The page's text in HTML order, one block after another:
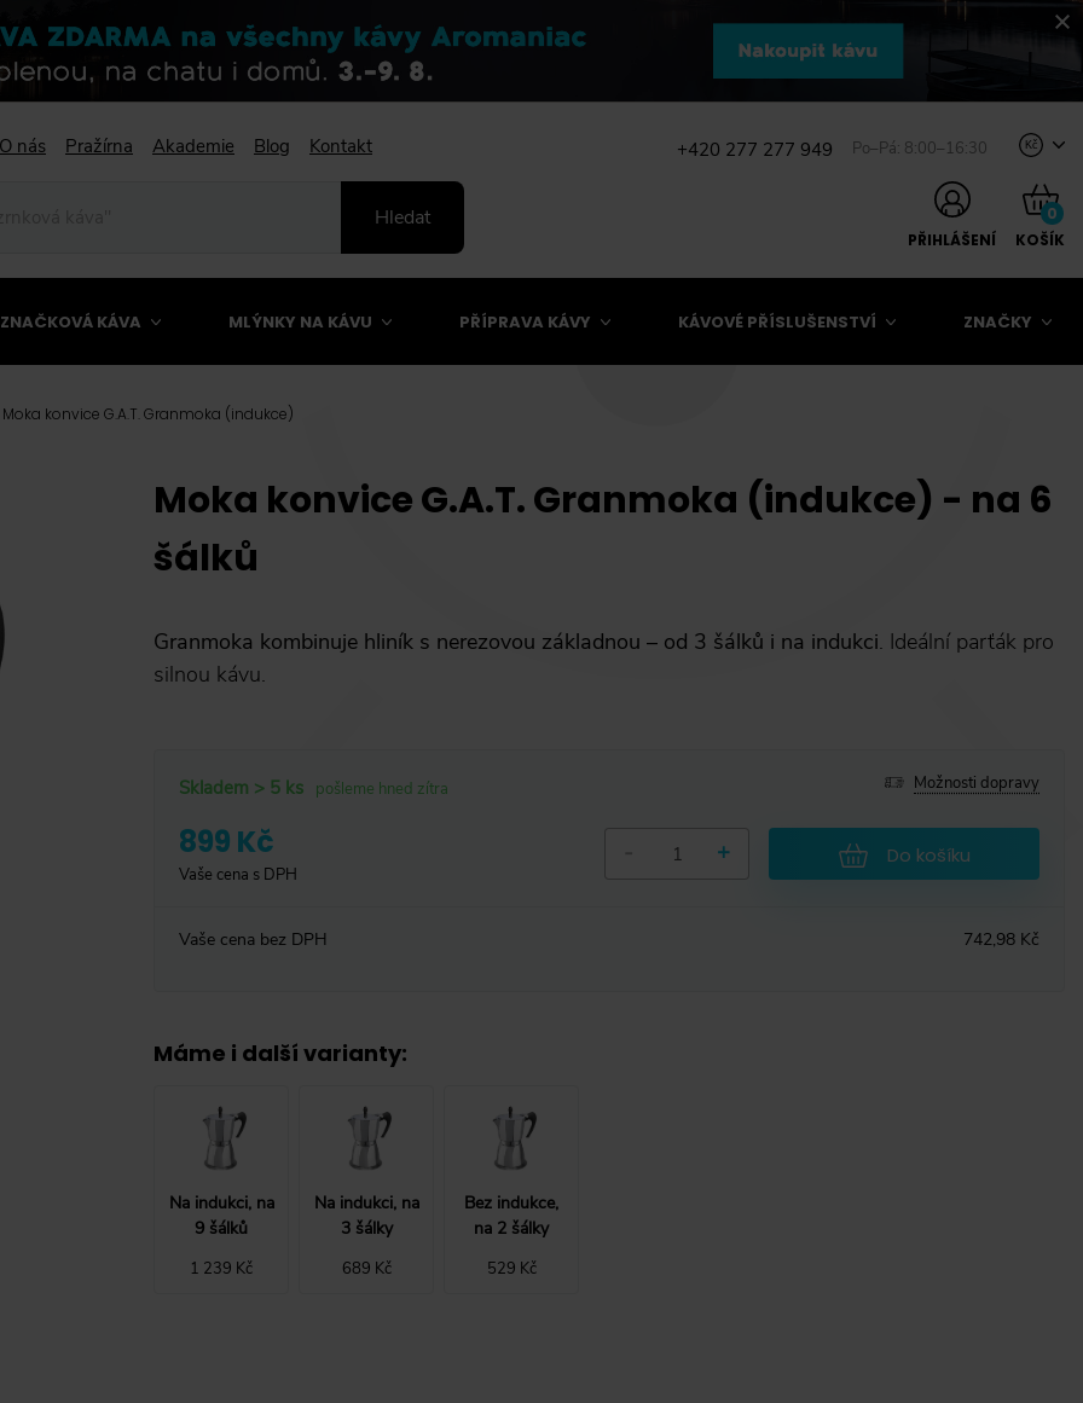
O nás Pražírna Akademie Blog Kontakt
Hledat
+420 277 277 949 Po–Pá: 8:00–16:30 Kč
PŘIHLÁŠENÍ
0
KOŠÍK
ZNAČKOVÁ KÁVA MLÝNKY NA KÁVU PŘÍPRAVA KÁVY KÁVOVÉ PŘÍSLUŠENSTVÍ ZNAČKY
Moka konvice G.A.T. Granmoka (indukce)
Moka konvice G.A.T. Granmoka (indukce) - na 6
šálků
Granmoka kombinuje hliník s nerezovou základnou – od 3 šálků i na indukci. Ideální parťák pro
silnou kávu.
Skladem > 5 ks pošleme hned zítra Možnosti dopravy
899 Kč
Vaše cena s DPH
+ Do košíku
Vaše cena bez DPH 742,98 Kč
Máme i další varianty:
Na indukci, na
9 šálků
1 239 Kč
Na indukci, na
3 šálky
689 Kč
Bez indukce,
na 2 šálky
529 Kč